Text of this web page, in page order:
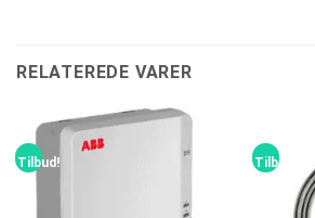
RELATEREDE VARER
Tilbud! Tilbud!